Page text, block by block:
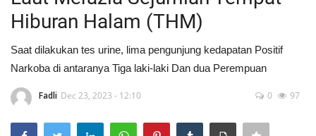
PALANGKA RAYA
NASIONAL
Hiburan Halam (THM)
Saat dilakukan tes urine, lima pengunjung kedapatan Positif
Narkoba di antaranya Tiga laki-laki Dan dua Perempuan
Fadli Dec 23, 2023 - 12:10 0 97